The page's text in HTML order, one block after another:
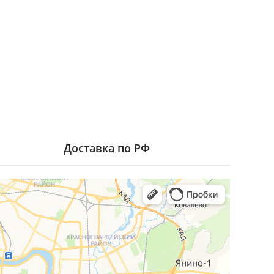
Доставка по РФ